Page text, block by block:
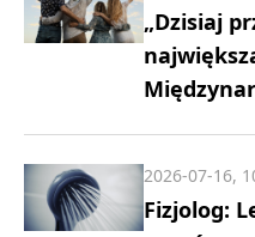
„Dzisiaj
Fizjolog:
2026-07-16,